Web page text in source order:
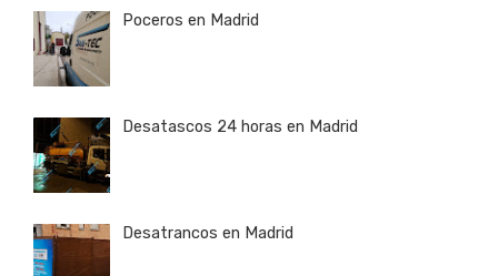
Poceros en Madrid
Desatascos 24 horas en Madrid
Desatrancos en Madrid